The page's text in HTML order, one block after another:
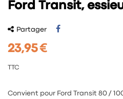
Ford Transit,
Partager
23,95 €
TTC
Convient pour Ford Transit 80 /